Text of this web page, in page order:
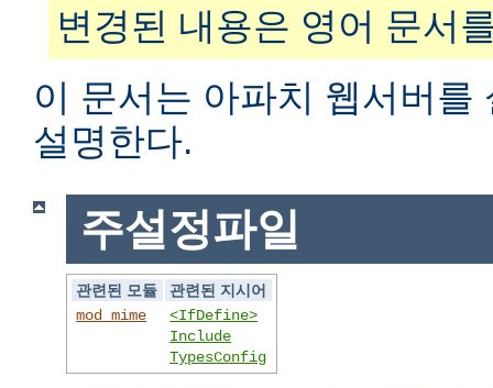
변경된 내용은 영어 문서
이 문서는 아파치 웹서버를
설명한다.
주설정파일
관련된 모듈
관련된 지시어
mod_mime
<IfDefine>
Include
TypesConfig